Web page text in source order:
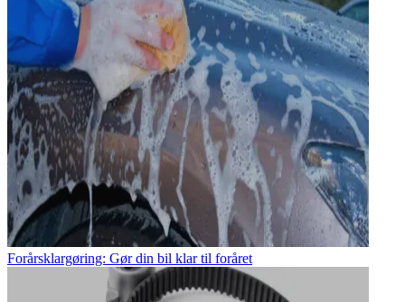
Forårsklargøring: Gør din bil klar til foråret